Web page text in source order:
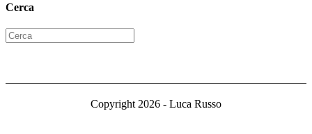
Cerca
Copyright 2026 - Luca Russo